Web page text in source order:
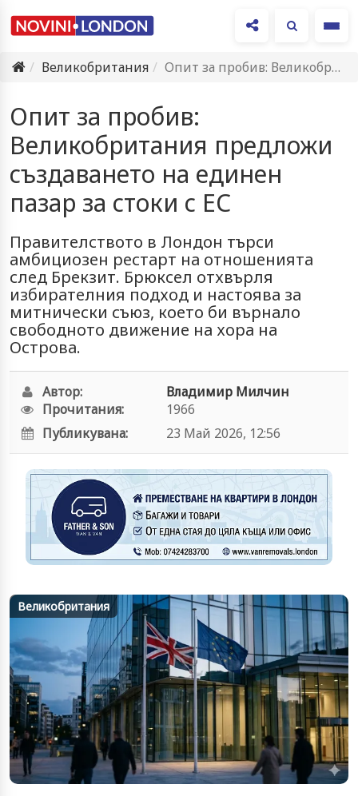
Великобритания
Опит за пробив: Великобритания предложи създаването на единен пазар за…
Опит за пробив:
Великобритания предложи
създаването на единен
пазар за стоки с ЕС
Правителството в Лондон търси
амбициозен рестарт на отношенията
след Брекзит. Брюксел отхвърля
избирателния подход и настоява за
митнически съюз, което би върнало
свободното движение на хора на
Острова.
Автор:
Владимир Милчин
Прочитания:
1966
Публикувана:
23 Май 2026, 12:56
Великобритания